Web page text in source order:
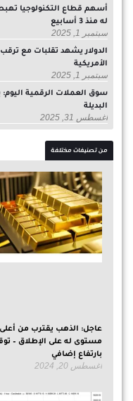
أسهم قطاع التكنولوجيا
له منذ 3 أسابيع
سبتمبر 1, 2025
الدولار يشهد تقلبات مع
الأمريكية
سبتمبر 1, 2025
البديلة
أغسطس 31, 2025
من تصنيفات مختلفة
عاجل: الذهب يقترب من أعلى
مستوى له على الإطلاق –
بارتفاع إضافي
أغسطس 20, 2024